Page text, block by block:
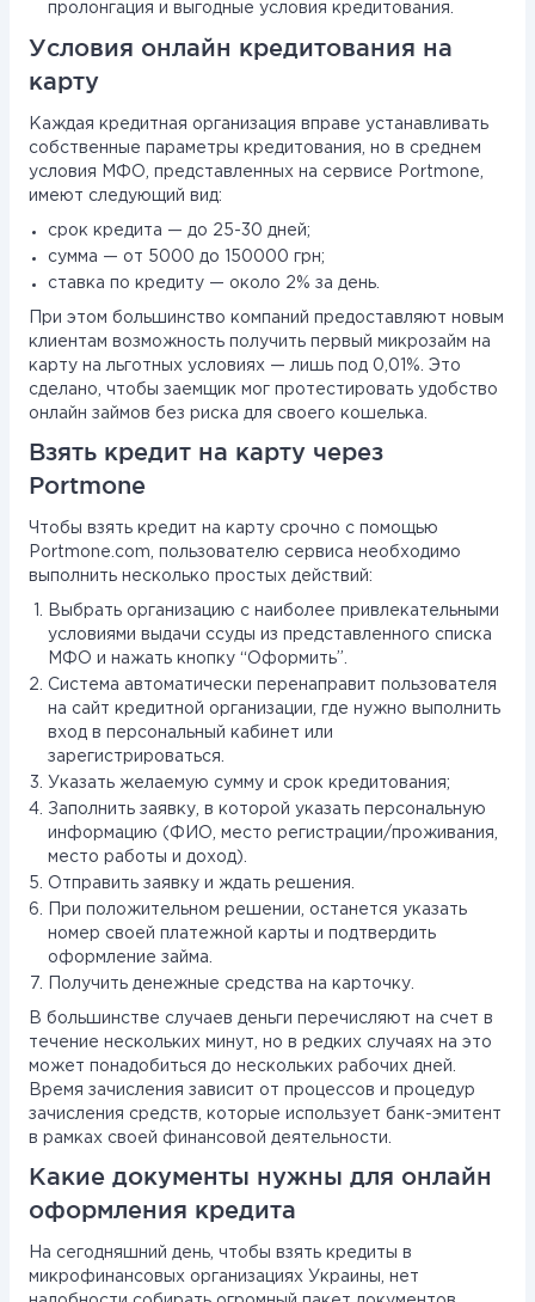
пролонгация и выгодные условия кредитования.
Условия онлайн кредитования на
карту
Каждая кредитная организация вправе устанавливать
собственные параметры кредитования, но в среднем
условия МФО, представленных на сервисе Portmone,
имеют следующий вид:
срок кредита — до 25-30 дней;
сумма — от 5000 до 150000 грн;
ставка по кредиту — около 2% за день.
При этом большинство компаний предоставляют новым
клиентам возможность получить первый микрозайм на
карту на льготных условиях — лишь под 0,01%. Это
сделано, чтобы заемщик мог протестировать удобство
онлайн займов без риска для своего кошелька.
Взять кредит на карту через
Portmone
Чтобы взять кредит на карту срочно с помощью
Portmone.com, пользователю сервиса необходимо
выполнить несколько простых действий:
Выбрать организацию с наиболее привлекательными
условиями выдачи ссуды из представленного списка
МФО и нажать кнопку “Оформить”.
Система автоматически перенаправит пользователя
на сайт кредитной организации, где нужно выполнить
вход в персональный кабинет или
зарегистрироваться.
Указать желаемую сумму и срок кредитования;
Заполнить заявку, в которой указать персональную
информацию (ФИО, место регистрации/проживания,
место работы и доход).
Отправить заявку и ждать решения.
При положительном решении, останется указать
номер своей платежной карты и подтвердить
оформление займа.
Получить денежные средства на карточку.
В большинстве случаев деньги перечисляют на счет в
течение нескольких минут, но в редких случаях на это
может понадобиться до нескольких рабочих дней.
Время зачисления зависит от процессов и процедур
зачисления средств, которые использует банк-эмитент
в рамках своей финансовой деятельности.
Какие документы нужны для онлайн
оформления кредита
На сегодняшний день, чтобы взять кредиты в
микрофинансовых организациях Украины, нет